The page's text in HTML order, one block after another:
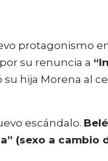
protagonismo
su renuncia a
hija Morena al
escándalo.
(sexo a cambio